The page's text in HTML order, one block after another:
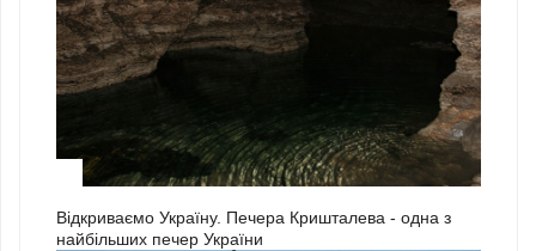
Відкриваємо Україну. Печера Кришталева - одна з
найбільших печер України